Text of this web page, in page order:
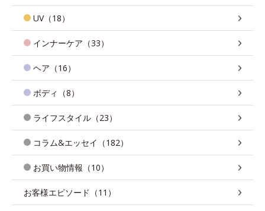
UV（18）
インナーケア（33）
ヘア（16）
ボディ（8）
ライフスタイル（23）
コラム&エッセイ（182）
お買い物情報（10）
お客様エピソード（11）